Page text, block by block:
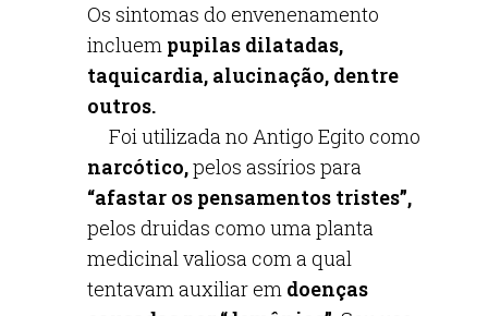
Os sintomas do envenenamento
incluem pupilas dilatadas,
taquicardia, alucinação, dentre
outros.
Foi utilizada no Antigo Egito como
narcótico,pelos assírios para
“afastar os pensamentos tristes”,
pelos druidas como uma planta
medicinal valiosa com a qual
tentavam auxiliar em doenças